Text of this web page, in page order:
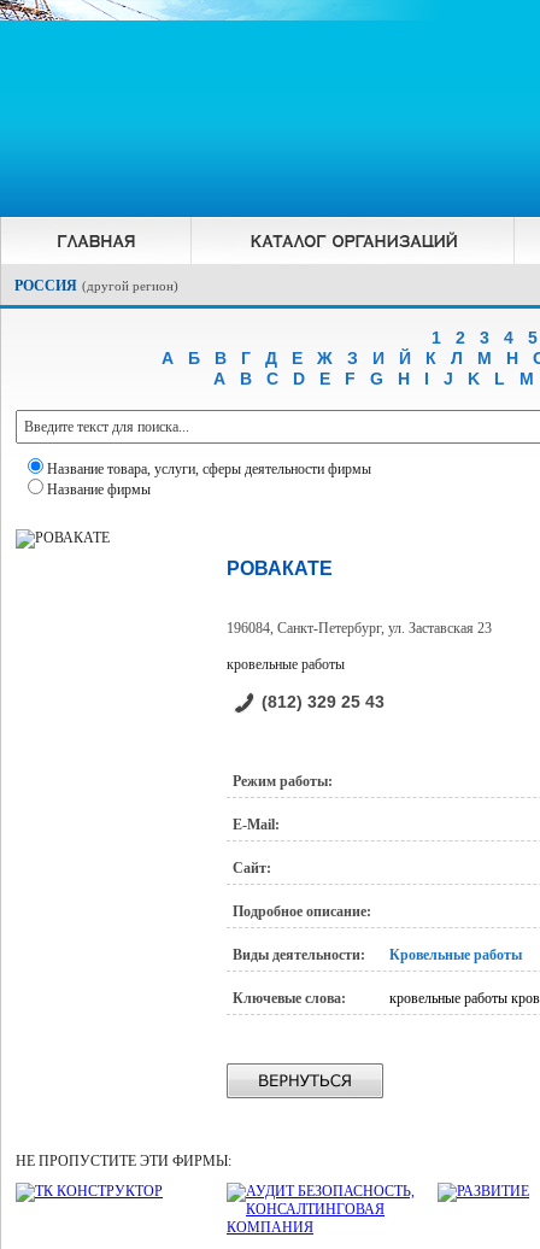
РОССИЯ (другой регион)
1 2 3 4
5
А
Б В Г Д Е Ж З И Й К Л М Н
A
B C D E F G H I J K L M
Название товара, услуги, сферы деятельности фирмы
Название фирмы
РОВАКАТЕ
196084, Санкт-Петербург, ул. Заставская 23
кровельные работы
(812) 329 25 43
Режим работы:
E-Mail:
Сайт:
Подробное описание:
Виды деятельности: Кровельные работы
Ключевые слова: кровельные работы
НЕ ПРОПУСТИТЕ ЭТИ ФИРМЫ: